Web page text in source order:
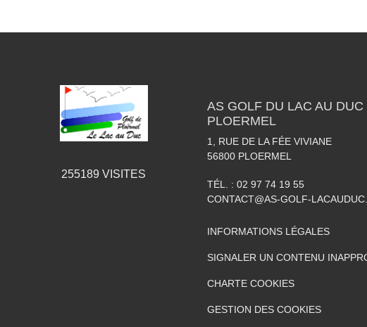
255189 VISITES
AS GOLF DU LAC AU DUC
PLOERMEL
1, RUE DE LA FÉE VIVIANE
56800 PLOERMEL
TÉL. : 02 97 74 19 55
CONTACT@AS-GOLF-
INFORMATIONS LÉGALES
SIGNALER UN CONTENU
CHARTE COOKIES
GESTION DES COOKIES